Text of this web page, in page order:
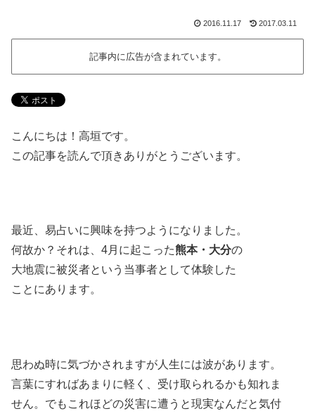
2016.11.17 2017.03.11
記事内に広告が含まれています。
こんにちは！高垣です。
この記事を読んで頂きありがとうございます。
最近、易占いに興味を持つようになりました。
何故か？それは、4月に起こった熊本・大分の
大地震に被災者という当事者として体験した
ことにあります。
思わぬ時に気づかされますが人生には波があります。
言葉にすればあまりに軽く、受け取られるかも知れま
せん。でもこれほどの災害に遭うと現実なんだと気付